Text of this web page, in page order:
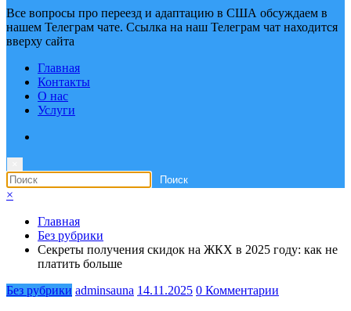
Все вопросы про переезд и адаптацию в США обсуждаем в
нашем Телеграм чате. Ссылка на наш Телеграм чат находится
вверху сайта
Главная
Контакты
О нас
Услуги
×
Главная
Без рубрики
Секреты получения скидок на ЖКХ в 2025 году: как не
платить больше
Без рубрики adminsauna 14.11.2025 0 Комментарии